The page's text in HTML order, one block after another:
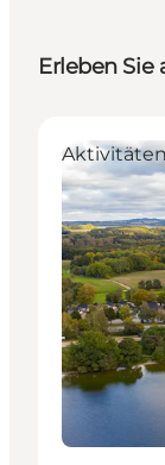
Erleben Sie